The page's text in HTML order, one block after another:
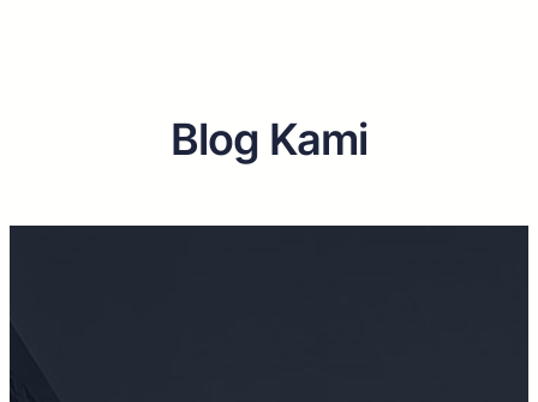
Blog Kami